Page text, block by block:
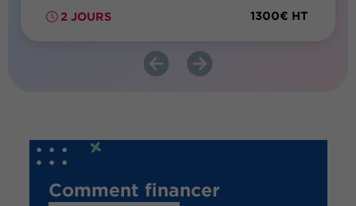
2 JOURS 1300€ HT
Comment financer